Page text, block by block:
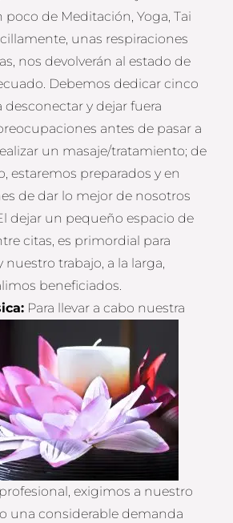
poco de Meditación, Yoga, Tai
unas respiraciones
nos devolverán al estado de
Debemos dedicar cinco
y dejar fuera
antes de pasar a
un masaje/tratamiento; de
estaremos preparados y en
de dar lo mejor de nosotros
dejar un pequeño espacio de
citas, es primordial para
nuestro trabajo, a la larga,
beneficiados.
: Para llevar a cabo nuestra
exigimos a nuestro
una considerable demanda